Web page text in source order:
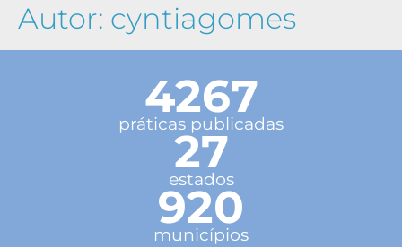
Autor: cyntiagomes
4267
práticas publicadas
27
estados
920
municípios